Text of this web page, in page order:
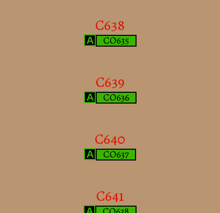
C638
A CO635
C639
A CO636
C640
A CO637
C641